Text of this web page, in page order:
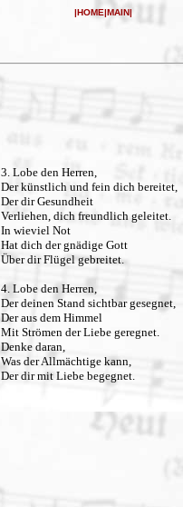
|HOME|MAIN|
3. Lobe den Herren,
Der künstlich und fein dich bereitet,
Der dir Gesundheit
Verliehen, dich freundlich geleitet.
In wieviel Not
Hat dich der gnädige Gott
Über dir Flügel gebreitet.
4. Lobe den Herren,
Der deinen Stand sichtbar gesegnet,
Der aus dem Himmel
Mit Strömen der Liebe geregnet.
Denke daran,
Was der Allmächtige kann,
Der dir mit Liebe begegnet.